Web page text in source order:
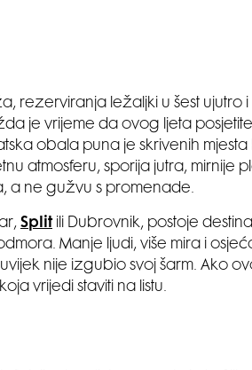
rezerviranja ležaljki u šest ujutro i
je vrijeme da ovog ljeta
obala puna je skrivenih mjesta
atmosferu, sporija jutra, mirnije
a ne gužvu s promenade.
Splitili Dubrovnik, postoje
Manje ljudi, više mira i
nije izgubio svoj šarm. Ako
vrijedi staviti na listu.